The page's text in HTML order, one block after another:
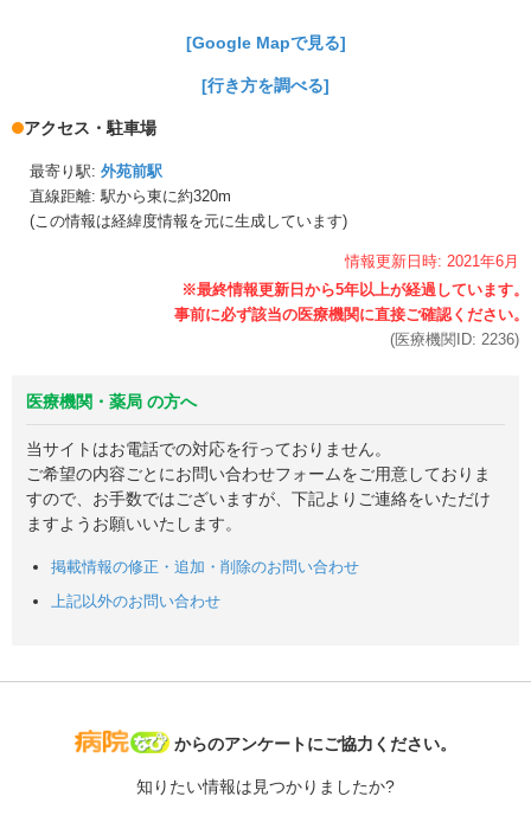
[Google Mapで見る]
[行き方を調べる]
アクセス・駐車場
最寄り駅: 外苑前駅
直線距離: 駅から東に約320m
(この情報は経緯度情報を元に生成しています)
情報更新日時: 2021年6月
(医療機関ID: 2236)
医療機関・薬局 の方へ
当サイトはお電話での対応を行っておりません。
ご希望の内容ごとにお問い合わせフォームをご用意しておりま
すので、お手数ではございますが、下記よりご連絡をいただけ
ますようお願いいたします。
掲載情報の修正・追加・削除のお問い合わせ
上記以外のお問い合わせ
病院なび
からのアンケートにご協力ください。
知りたい情報は見つかりましたか?